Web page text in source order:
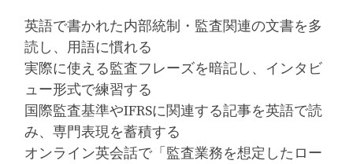
英語で書かれた内部統制・監査関連の文書を多
読し、用語に慣れる
実際に使える監査フレーズを暗記し、インタビ
ュー形式で練習する
国際監査基準やIFRSに関連する記事を英語で読
み、専門表現を蓄積する
オンライン英会話で「監査業務を想定したロー